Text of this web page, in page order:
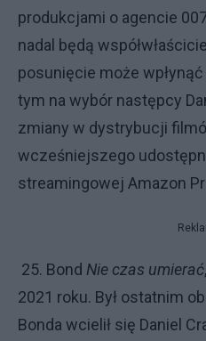
produkcjami o agencie
nadal będą
posunięcie może
tym na wybór następcy
zmiany w dystrybucji
wcześniejszego
streamingowej Amazon
25. Bond Nie czas umierać
2021 roku. Był ostatnim
Bonda wcielił się Daniel